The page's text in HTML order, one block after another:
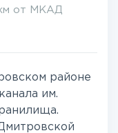
от МКАД
районе
им.